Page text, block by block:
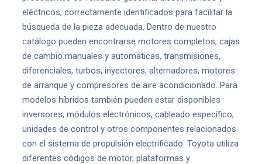
eléctricos, correctamente identificados para facilitar la
búsqueda de la pieza adecuada. Dentro de nuestro
catálogo pueden encontrarse motores completos, cajas
de cambio manuales y automáticas, transmisiones,
diferenciales, turbos, inyectores, alternadores, motores
de arranque y compresores de aire acondicionado. Para
modelos híbridos también pueden estar disponibles
inversores, módulos electrónicos, cableado específico,
unidades de control y otros componentes relacionados
con el sistema de propulsión electrificado. Toyota utiliza
diferentes códigos de motor, plataformas y